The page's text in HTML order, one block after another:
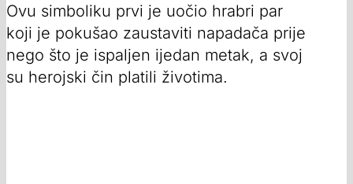
Ovu simboliku prvi je uočio hrabri par
koji je pokušao zaustaviti napadača prije
nego što je ispaljen ijedan metak, a svoj
su herojski čin platili životima.